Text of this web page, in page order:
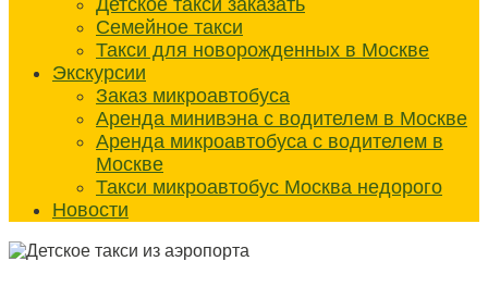
Детское такси заказать
Семейное такси
Такси для новорожденных в Москве
Экскурсии
Заказ микроавтобуса
Аренда минивэна с водителем в Москве
Аренда микроавтобуса с водителем в
Москве
Такси микроавтобус Москва недорого
Новости